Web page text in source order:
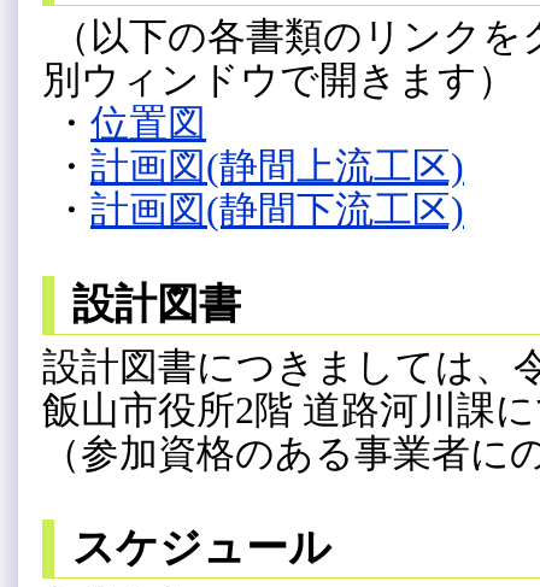
（以下の各書類のリンク
別ウィンドウで開きます）
・ 位置図
・ 計画図(静間上流工区)
・ 計画図(静間下流工区)
設計図書
設計図書につきましては、
飯山市役所2階 道路河川課
（参加資格のある事業者に
スケジュール